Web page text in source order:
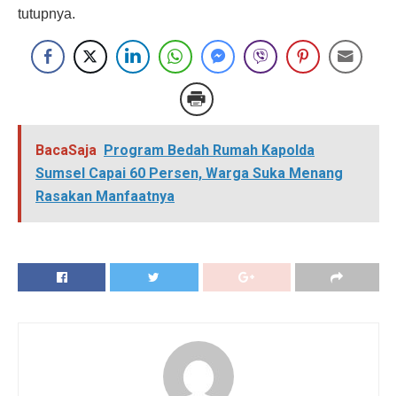
tutupnya.
BacaSaja Program Bedah Rumah Kapolda
Sumsel Capai 60 Persen, Warga Suka Menang
Rasakan Manfaatnya